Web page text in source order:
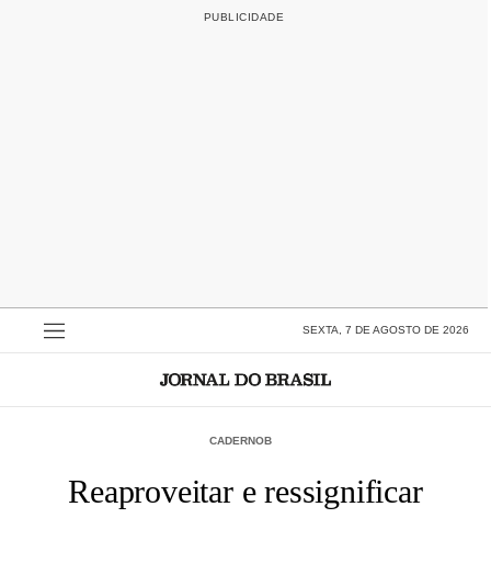
SEXTA, 7 DE AGOSTO DE 2026
CADERNOB
Reaproveitar e ressignificar